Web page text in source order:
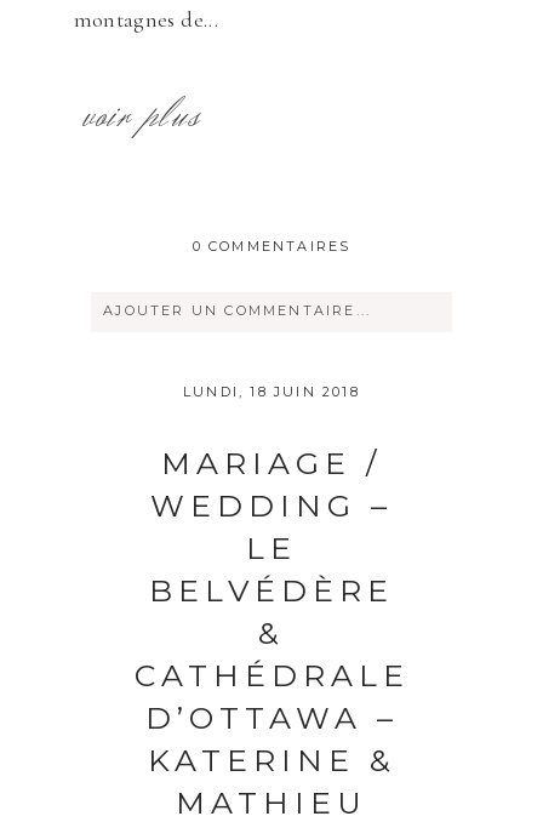
montagnes de...
voir plus
0 COMMENTAIRES
AJOUTER UN COMMENTAIRE...
publique Obligatoire *
Save my name, email, and website in
this browser for the next time I
comment.
ENVOYER
LUNDI, 18 JUIN 2018
MARIAGE /
WEDDING –
LE
BELVÉDÈRE
&
CATHÉDRALE
D’OTTAWA –
KATERINE &
MATHIEU